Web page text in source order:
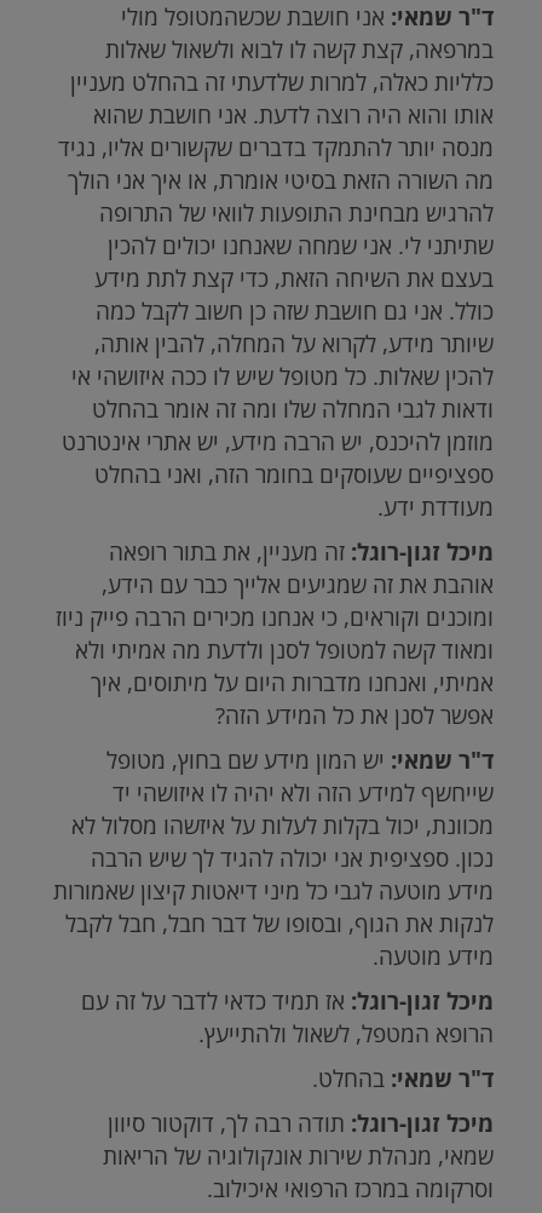
ד"ר שמאי: אני חושבת שכשהמטופל מולי
במרפאה, קצת קשה לו לבוא ולשאול שאלות
כלליות כאלה, למרות שלדעתי זה בהחלט מעניין
אותו והוא היה רוצה לדעת. אני חושבת שהוא
מנסה יותר להתמקד בדברים שקשורים אליו, נגיד
מה השורה הזאת בסיטי אומרת, או איך אני הולך
להרגיש מבחינת התופעות לוואי של התרופה
שתיתני לי. אני שמחה שאנחנו יכולים להכין
בעצם את השיחה הזאת, כדי קצת לתת מידע
כולל. אני גם חושבת שזה כן חשוב לקבל כמה
שיותר מידע, לקרוא על המחלה, להבין אותה,
להכין שאלות. כל מטופל שיש לו ככה איזושהי אי
ודאות לגבי המחלה שלו ומה זה אומר בהחלט
מוזמן להיכנס, יש הרבה מידע, יש אתרי אינטרנט
ספציפיים שעוסקים בחומר הזה, ואני בהחלט
מעודדת ידע.
מיכל זגון-רוגל: זה מעניין, את בתור רופאה
אוהבת את זה שמגיעים אלייך כבר עם הידע,
ומוכנים וקוראים, כי אנחנו מכירים הרבה פייק ניוז
ומאוד קשה למטופל לסנן ולדעת מה אמיתי ולא
אמיתי, ואנחנו מדברות היום על מיתוסים, איך
אפשר לסנן את כל המידע הזה?
ד"ר שמאי: יש המון מידע שם בחוץ, מטופל
שייחשף למידע הזה ולא יהיה לו איזושהי יד
מכוונת, יכול בקלות לעלות על איזשהו מסלול לא
נכון. ספציפית אני יכולה להגיד לך שיש הרבה
מידע מוטעה לגבי כל מיני דיאטות קיצון שאמורות
לנקות את הגוף, ובסופו של דבר חבל, חבל לקבל
מידע מוטעה.
מיכל זגון-רוגל: אז תמיד כדאי לדבר על זה עם
הרופא המטפל, לשאול ולהתייעץ.
ד"ר שמאי: בהחלט.
מיכל זגון-רוגל: תודה רבה לך, דוקטור סיוון
שמאי, מנהלת שירות אונקולוגיה של הריאות
וסרקומה במרכז הרפואי איכילוב.